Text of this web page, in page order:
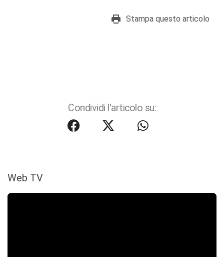
Stampa questo articolo
Condividi l'articolo su:
Web TV